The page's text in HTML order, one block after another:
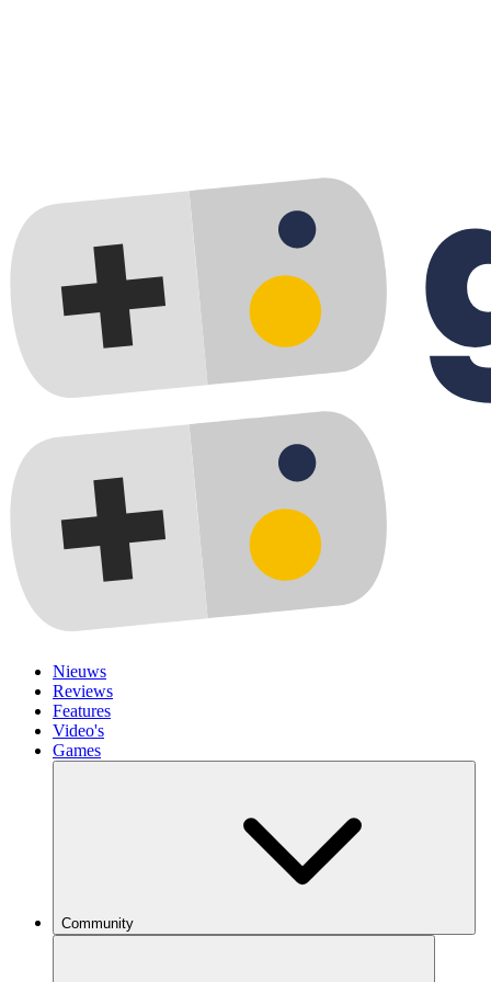
Nieuws
Reviews
Features
Video's
Games
Community